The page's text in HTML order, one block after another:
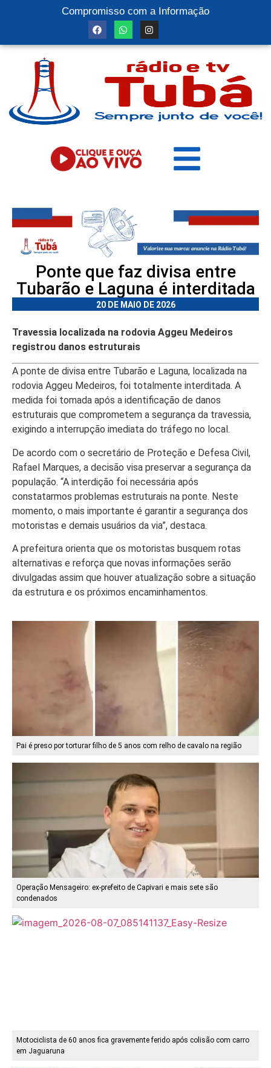
Compromisso com a Informação
Ponte que faz divisa entre
Tubarão e Laguna é interditada
20 DE MAIO DE 2026
Travessia localizada na rodovia Aggeu Medeiros
registrou danos estruturais
A ponte de divisa entre Tubarão e Laguna, localizada na
rodovia Aggeu Medeiros, foi totalmente interditada. A
medida foi tomada após a identificação de danos
estruturais que comprometem a segurança da travessia,
exigindo a interrupção imediata do tráfego no local.
De acordo com o secretário de Proteção e Defesa Civil,
Rafael Marques, a decisão visa preservar a segurança da
população. “A interdição foi necessária após
constatarmos problemas estruturais na ponte. Neste
momento, o mais importante é garantir a segurança dos
motoristas e demais usuários da via”, destaca.
A prefeitura orienta que os motoristas busquem rotas
alternativas e reforça que novas informações serão
divulgadas assim que houver atualização sobre a situação
da estrutura e os próximos encaminhamentos.
Pai é preso por torturar filho de 5 anos com relho de cavalo na região
Operação Mensageiro: ex-prefeito de Capivari e mais sete são
condenados
Motociclista de 60 anos fica gravemente ferido após colisão com carro
em Jaguaruna